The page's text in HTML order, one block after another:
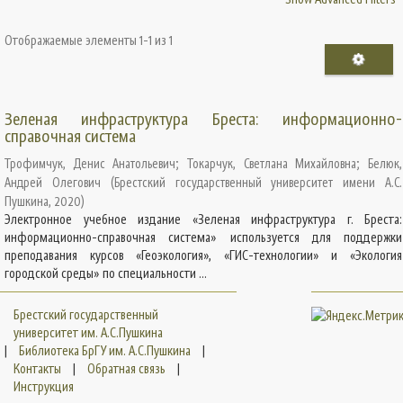
Отображаемые элементы 1-1 из 1
Зеленая инфраструктура Бреста: информационно-
справочная система
Трофимчук, Денис Анатольевич;Токарчук, Светлана Михайловна; Белюк,
Андрей Олегович
(Брестский государственный университет имени А.С.
Пушкина, 2020)
Электронное учебное издание «Зеленая инфраструктура г. Бреста:
информационно-справочная система» используется для поддержки
преподавания курсов «Геоэкология», «ГИС-технологии» и «Экология
городской среды» по специальности ...
Брестский государственный
университет им. А.С.Пушкина
|
Библиотека БрГУ им. А.С.Пушкина
|
Контакты
| Обратная связь
|
Инструкция